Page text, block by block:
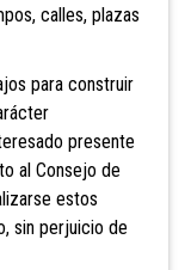
calles, plazas
para construir
presente
al Consejo de
estos
sin perjuicio de